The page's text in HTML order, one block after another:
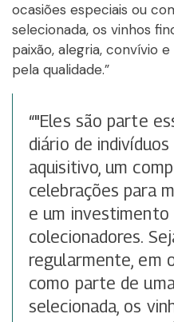
ocasiões especiais ou
selecionada, os vinhos
paixão, alegria, convívio
pela qualidade.”
“"Eles são parte
diário de
aquisitivo, um
celebrações para
e um investimento
colecionadores.
regularmente, em
como parte de
selecionada, os